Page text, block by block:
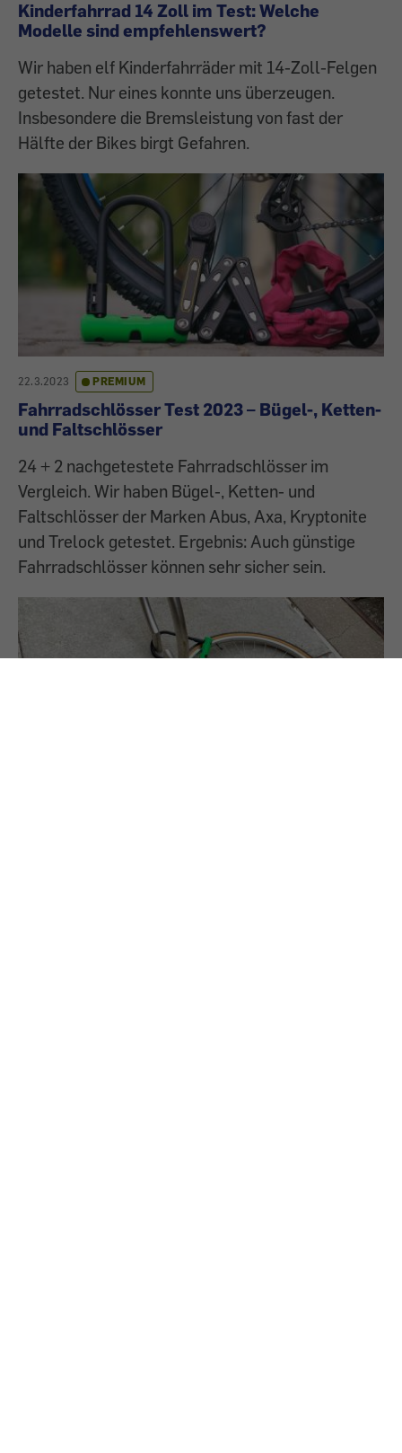
Kinderfahrrad 14 Zoll im Test: Welche
Modelle sind empfehlenswert?
Wir haben elf Kinderfahrräder mit 14-Zoll-Felgen
getestet. Nur eines konnte uns überzeugen.
Insbesondere die Bremsleistung von fast der
Hälfte der Bikes birgt Gefahren.
22.3.2023 PREMIUM
Fahrradschlösser Test 2023 – Bügel-, Ketten-
und Faltschlösser
24 + 2 nachgetestete Fahrradschlösser im
Vergleich. Wir haben Bügel-, Ketten- und
Faltschlösser der Marken Abus, Axa, Kryptonite
und Trelock getestet. Ergebnis: Auch günstige
Fahrradschlösser können sehr sicher sein.